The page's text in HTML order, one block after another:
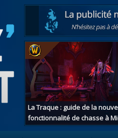
La Traque : guide de la
fonctionnalité de chasse à